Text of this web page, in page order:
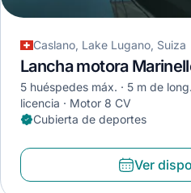
Caslano, Lake Lugano, Suiza
5 huéspedes máx. 5 m de long.
licencia
Motor 8 CV
Cubierta de deportes
Ver